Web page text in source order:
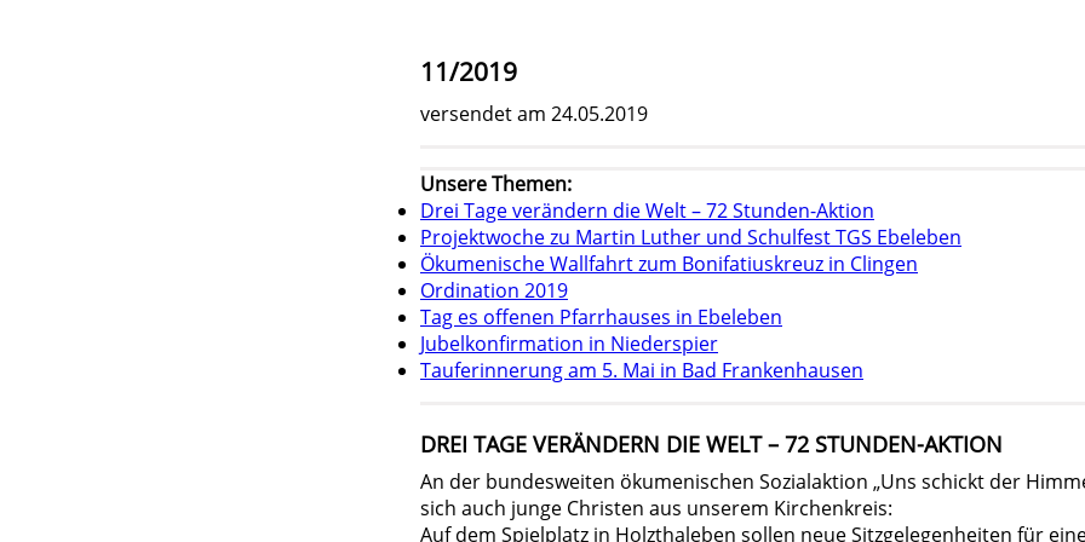
11/2019
versendet am 24.05.2019
Unsere Themen:
Drei Tage verändern die Welt – 72 Stunden-Aktion
Projektwoche zu Martin Luther und Schulfest TGS Ebeleben
Ökumenische Wallfahrt zum Bonifatiuskreuz in Clingen
Ordination 2019
Tag es offenen Pfarrhauses in Ebeleben
Jubelkonfirmation in Niederspier
Tauferinnerung am 5. Mai in Bad Frankenhausen
DREI TAGE VERÄNDERN DIE WELT – 72 STUNDEN-AKTION
An der bundesweiten ökumenischen Sozialaktion „Uns schickt der
sich auch junge Christen aus unserem Kirchenkreis:
Auf dem Spielplatz in Holzthaleben sollen neue Sitzgelegenheiten für